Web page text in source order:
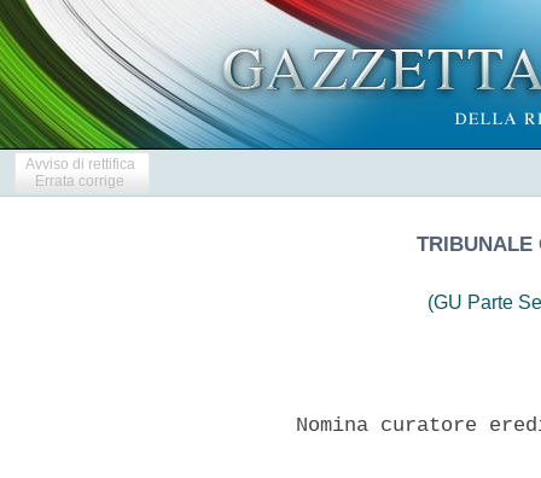
Avviso di rettifica
Errata corrige
TRIBUNALE
(GU Parte
Nomina curatore